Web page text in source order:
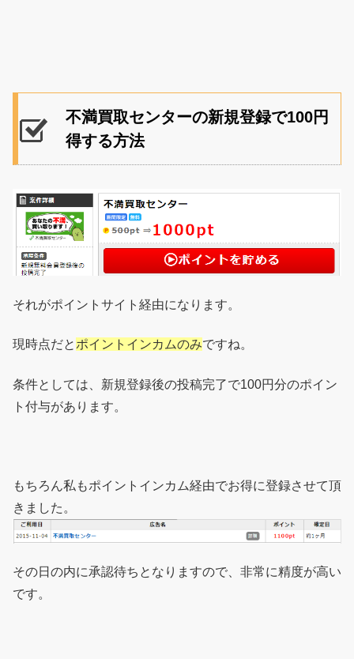
不満買取センターの新規登録で100円
得する方法
それがポイントサイト経由になります。
現時点だと ポイントインカムのみですね。
条件としては、新規登録後の投稿完了で100円分のポイン
ト付与があります。
もちろん私もポイントインカム経由でお得に登録させて頂
きました。
その日の内に承認待ちとなりますので、非常に精度が高い
です。